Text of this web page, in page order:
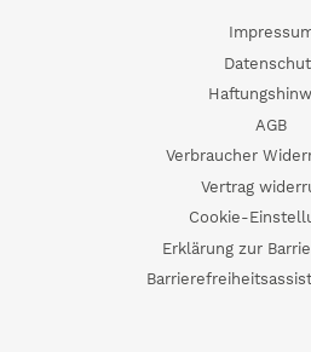
AGB
Verbraucher
Vertrag
Cookie-
Erklärung zur